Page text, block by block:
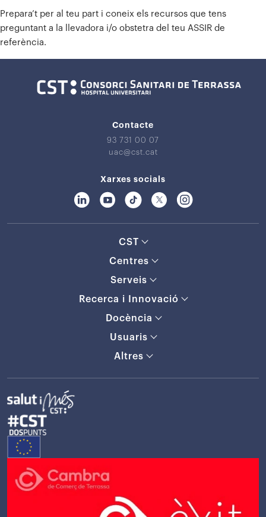
Prepara’t per al teu part i coneix els recursos que tens
preguntant a la llevadora i/o obstetra del teu ASSIR de
referència.
Contacte
93 731 00 07
uac@cst.cat
Xarxes socials
CST
Centres
Serveis
Recerca i Innovació
Docència
Usuaris
Altres